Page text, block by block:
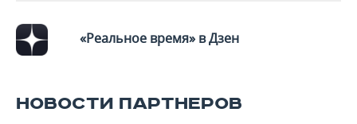
«Реальное время» в Дзен
НОВОСТИ ПАРТНЕРОВ